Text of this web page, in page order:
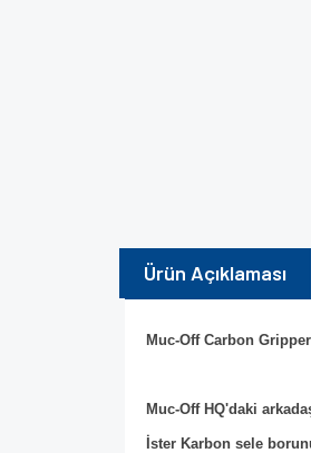
Ürün Açıklaması
Muc-Off Carbon
Muc-Off HQ'daki
İster Karbon sele